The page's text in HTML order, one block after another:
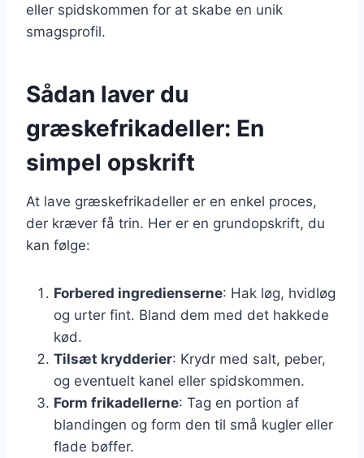
eller spidskommen for at skabe en unik
smagsprofil.
Sådan laver du
græskefrikadeller: En
simpel opskrift
At lave græskefrikadeller er en enkel proces,
der kræver få trin. Her er en grundopskrift, du
kan følge:
Forbered ingredienserne: Hak løg, hvidløg
og urter fint. Bland dem med det hakkede
kød.
Tilsæt krydderier: Krydr med salt, peber,
og eventuelt kanel eller spidskommen.
Form frikadellerne: Tag en portion af
blandingen og form den til små kugler eller
flade bøffer.